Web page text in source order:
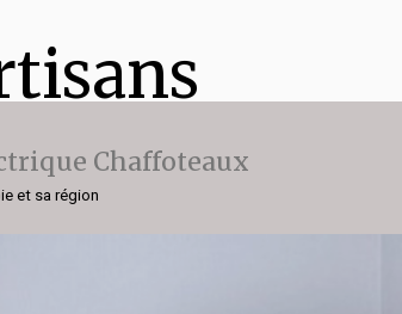
Chaffoteaux
et sa région